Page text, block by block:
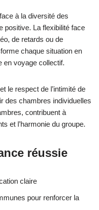
à la diversité des
positive. La flexibilité face
de retards ou de
chaque situation en
en voyage collectif.
le respect de l’intimité de
des chambres individuelles
contribuent à
et l’harmonie du groupe.
réussie
claire
pour renforcer la